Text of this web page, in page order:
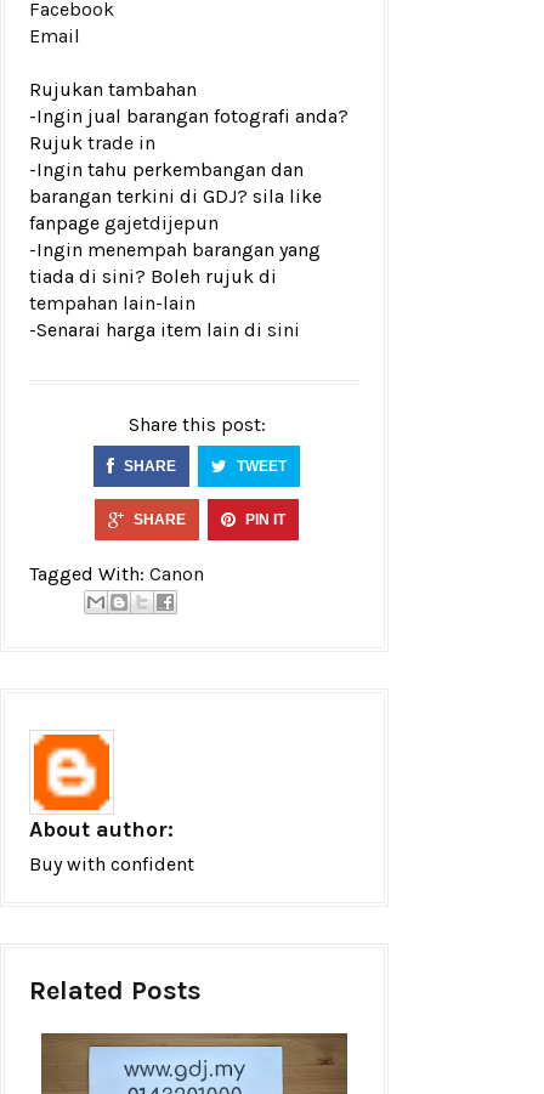
Facebook
Email
Rujukan tambahan
-Ingin jual barangan fotografi anda?
Rujuk trade in
-Ingin tahu perkembangan dan
barangan terkini di GDJ? sila like
fanpage gajetdijepun
-Ingin menempah barangan yang
tiada di sini? Boleh rujuk di
tempahan lain-lain
-Senarai harga item lain di sini
Share this post:
SHARE TWEET
SHARE PIN IT
Tagged With: Canon
About author:
Buy with confident
Related Posts